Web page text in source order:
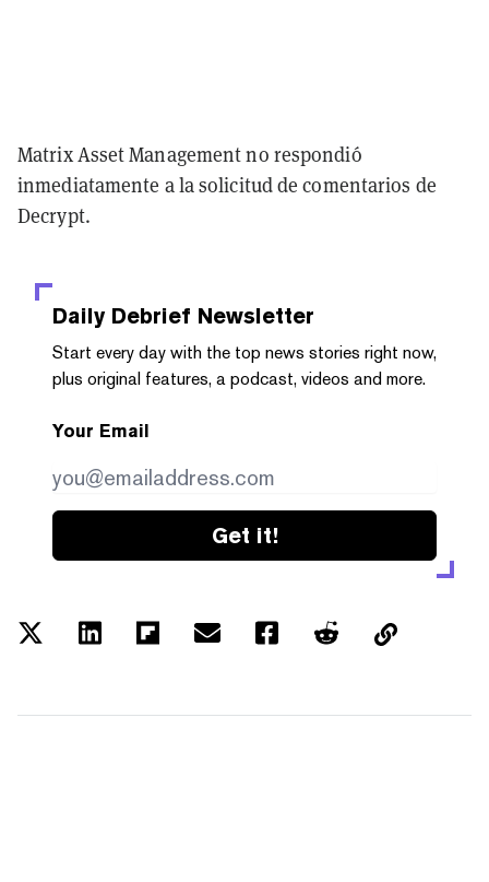
Matrix Asset Management no respondió
inmediatamente a la solicitud de comentarios de
Decrypt.
Daily Debrief Newsletter
Start every day with the top news stories right now,
plus original features, a podcast, videos and more.
Your Email
Get it!